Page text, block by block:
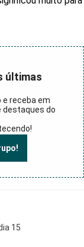
últimas
e receba em
destaques do
15